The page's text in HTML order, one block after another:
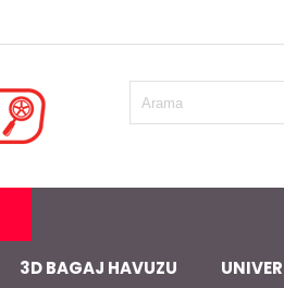
3D BAGAJ HAVUZU